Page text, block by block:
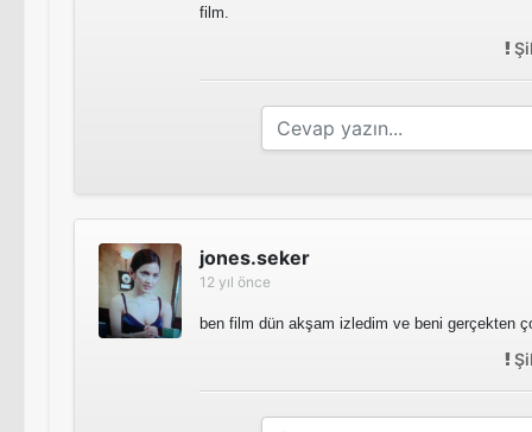
film.
jones.seker
12 yıl önce
ben film dün akşam izledim ve beni gerçekten